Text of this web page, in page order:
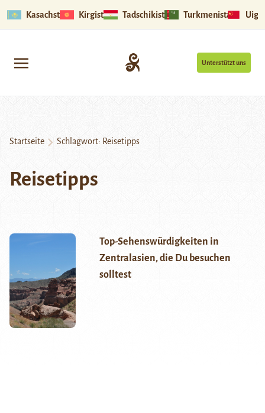
Kasachstan Kirgistan Tadschikistan Turkmenistan
Unterstützt uns
Startseite Schlagwort: Reisetipps
Reisetipps
Top-Sehenswürdigkeiten in
Zentralasien, die Du besuchen
solltest